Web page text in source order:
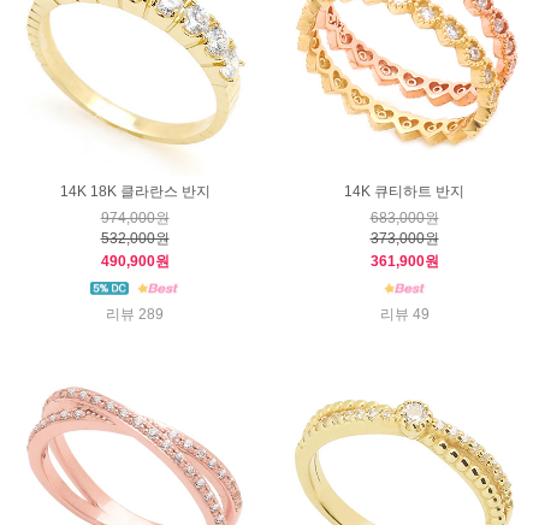
14K 18K 클라란스 반지
974,000원
532,000원
490,900원
리뷰 289
14K 큐티하트 반지
683,000원
373,000원
361,900원
리뷰 49